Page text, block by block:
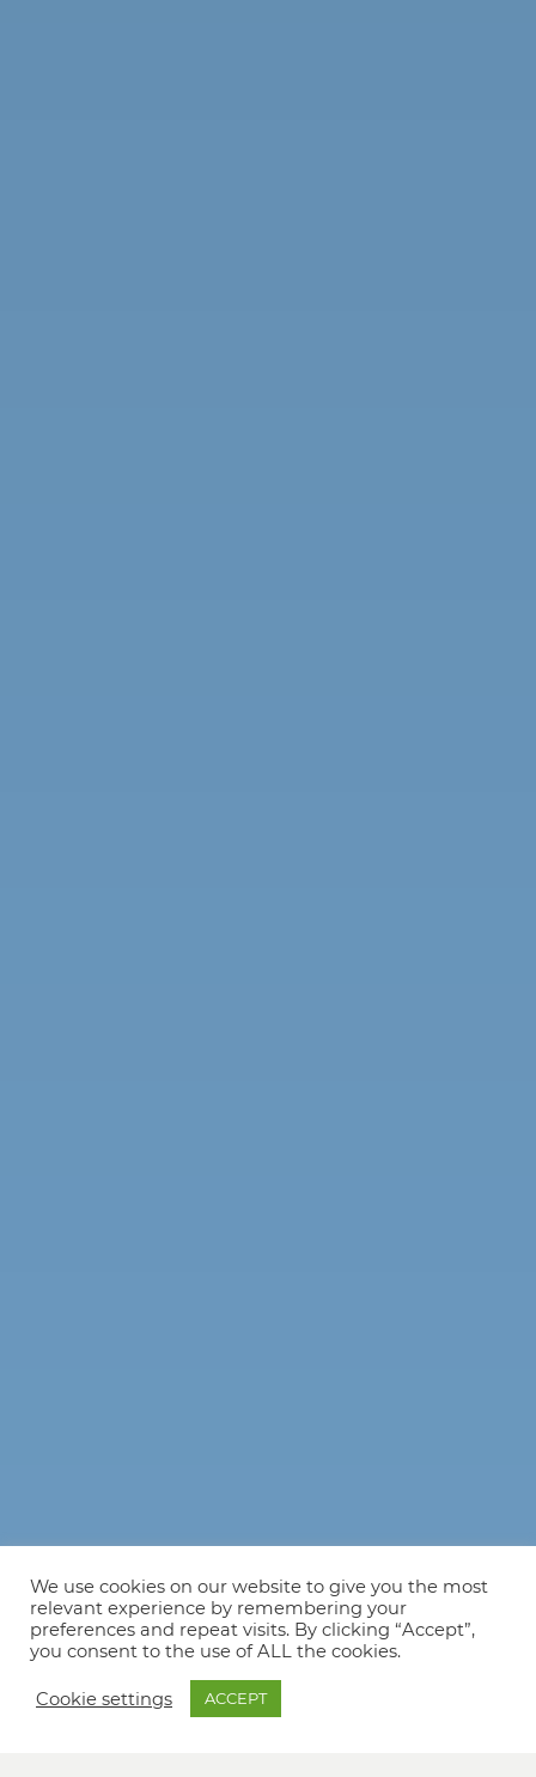
We use cookies on our website to give you the most
relevant experience by remembering your
preferences and repeat visits. By clicking “Accept”,
you consent to the use of ALL the cookies.
Cookie settings ACCEPT